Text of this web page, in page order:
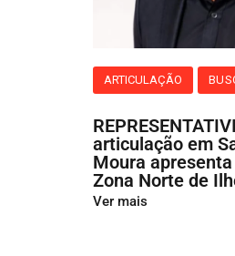
ARTICULAÇÃO
articulação em
Moura
Zona Norte de
Ver mais